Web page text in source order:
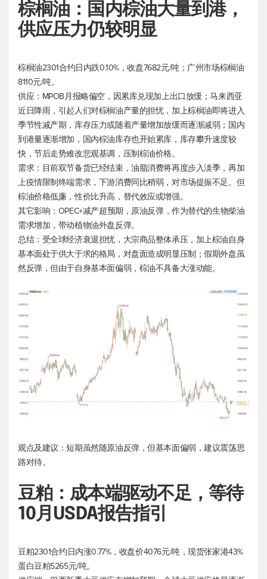
棕榈油：国内棕油大量到港，
供应压力仍较明显
棕榈油2301合约日内跌0.10%，收盘7682元/吨；广州市场棕榈油
8110元/吨。
供应：MPOB月报略偏空，因累库兑现加上出口放缓；马来西亚
近日降雨，引起人们对棕榈油产量的担忧，加上棕榈油即将进入
季节性减产期，库存压力或随着产量增加放缓而逐渐减弱；国内
到港量逐渐增加，国内棕油库存也开始累库，库存攀升速度较
快，节后走势难改悲观基调，压制棕油价格。
需求：目前双节备货已经结束，油脂消费将再度步入淡季，再加
上疫情限制终端需求，下游消费同比稍弱，对市场提振不足。但
棕油价格低廉，性价比升高，替代效应或增强。
其它影响：OPEC+减产超预期，原油反弹，作为替代的生物柴油
需求增加，带动植物油外盘反弹。
总结：受全球经济衰退担忧，大宗商品整体承压，加上棕油自身
基本面处于供大于求的格局，对盘面造成明显压制；假期外盘虽
然反弹，但由于自身基本面偏弱，棕油不具备大涨动能。
观点及建议：短期虽然随原油反弹，但基本面偏弱，建议震荡思
路对待。
豆粕：成本端驱动不足，等待
10月USDA报告指引
豆粕2301合约日内涨0.77%，收盘价4076元/吨，现货张家港43%
蛋白豆粕5265元/吨。